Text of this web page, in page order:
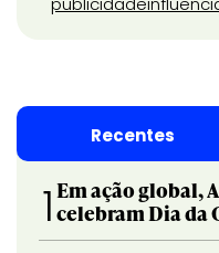
Recentes
1 Em ação global,
celebram Dia da